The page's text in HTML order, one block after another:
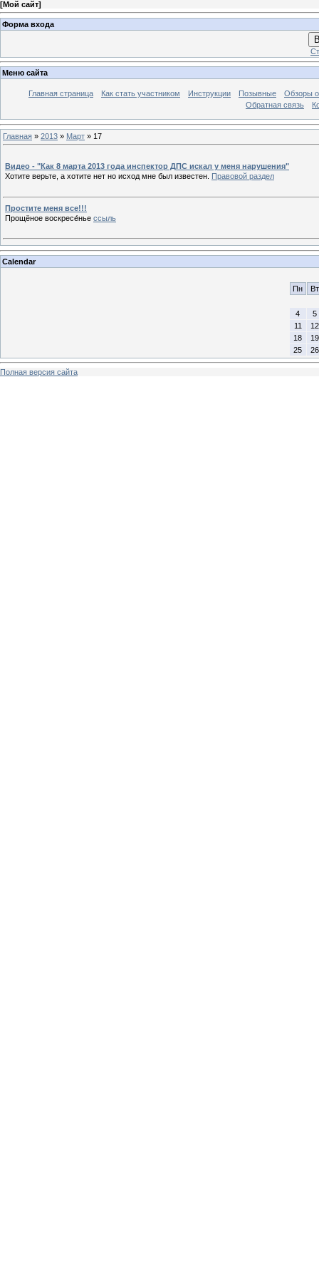
[Мой сайт]
Форма входа
Меню сайта
Главная страница Как стать участником Инструкции Позывные
Обзоры
Обратная связь
Главная » 2013 » Март » 17
Видео - "Как 8 марта 2013 года инспектор ДПС искал у меня нарушения"
Хотите верьте, а хотите нет но исход мне был известен.
Правовой раздел
Простите меня все!!!
Прощёное воскресе́нье ссыль
Calendar
Пн Вт
4
5
11
12
18
19
25
26
Полная версия сайта